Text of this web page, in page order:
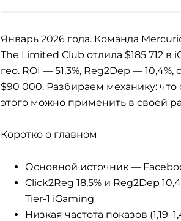
Январь 2026 года. Команда
The Limited Club отлила $185 712 в
гео. ROI — 51,3%, Reg2Dep —
$90 000. Разбираем механику: что
этого можно применить в своей
Коротко о главном
Основной источник —
Click2Reg 18,5% и Reg2Dep
Tier-1 iGaming
Низкая частота показов